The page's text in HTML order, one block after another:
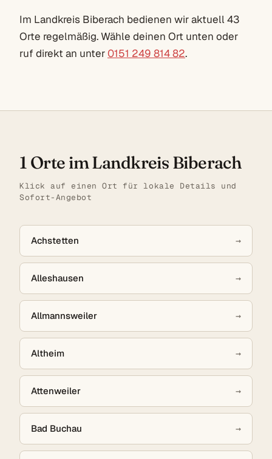
Im Landkreis Biberach bedienen wir aktuell 43
Orte regelmäßig. Wähle deinen Ort unten oder
ruf direkt an unter 0151 249 814 82.
1 Orte im Landkreis Biberach
Klick auf einen Ort für lokale Details und
Sofort-Angebot
Achstetten →
Alleshausen →
Allmannsweiler →
Altheim →
Attenweiler →
Bad Buchau →